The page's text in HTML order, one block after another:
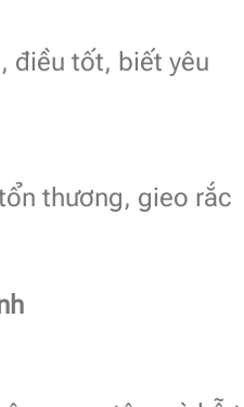
điều tốt, biết yêu
thương, gieo rắc